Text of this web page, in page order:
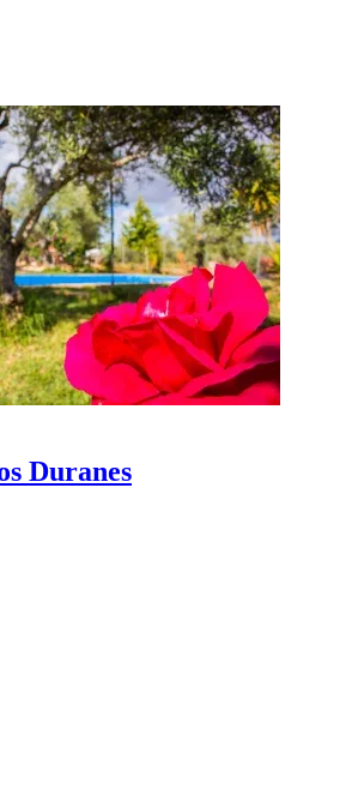
Duranes